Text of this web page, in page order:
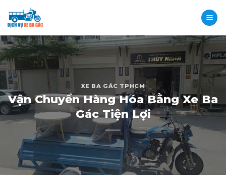
content
XE BA GÁC TPHCM
Vận Chuyển Hàng Hóa Bằng Xe Ba
Gác Tiện Lợi